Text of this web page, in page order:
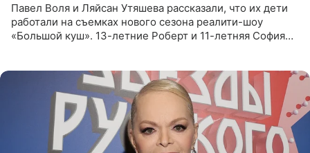
Павел Воля и Ляйсан Утяшева рассказали, что их дети
работали на съемках нового сезона реалити-шоу
«Большой куш». 13-летние Роберт и 11-летняя София